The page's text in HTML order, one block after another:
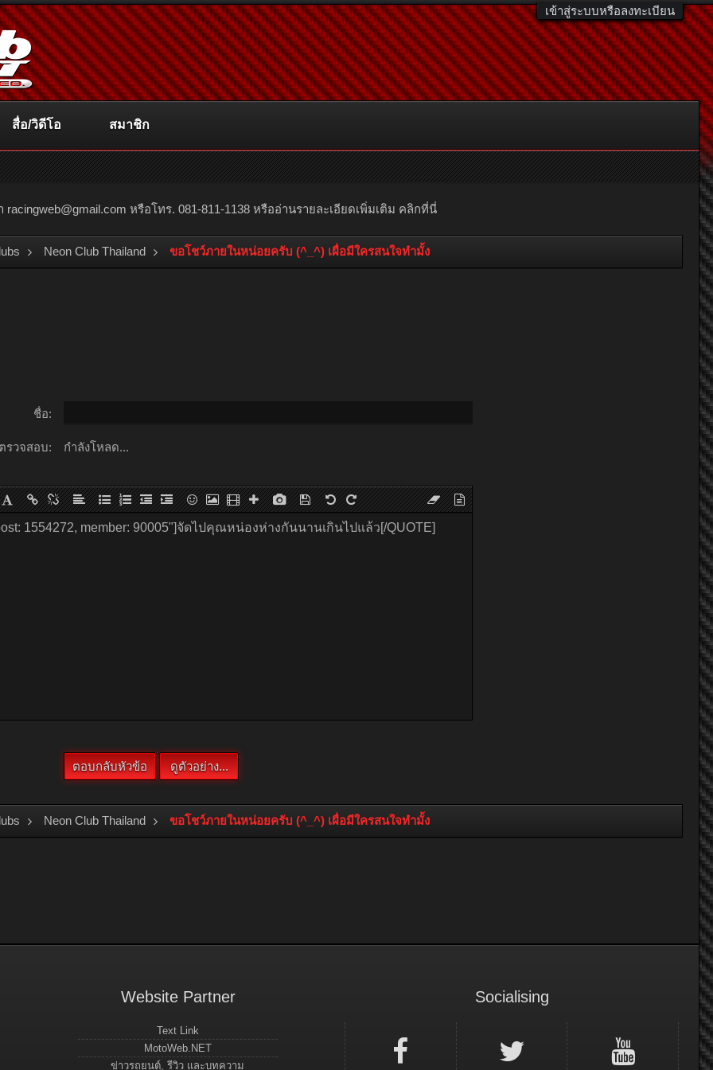
เข้าสู่ระบบหรือลงทะเบียน
racingweb@gmail.com หรือโทร. 081-811-1138 หรืออ่านรายละเอียดเพิ่มเติม คลิกที่นี่
Neon Club Thailand ขอโชว์ภายในหน่อยครับ (^_^) เผื่อมีใครสนใจทำมั้ง
ชื่อ:
รวจสอบ: กำลังโหลด...
Neon Club Thailand ขอโชว์ภายในหน่อยครับ (^_^) เผื่อมีใครสนใจทำมั้ง
สื่อ/วิดีโอ สมาชิก
Website Partner
Text Link
MotoWeb.NET
ข่าวรถยนต์, รีวิว และบทความ
Socialising